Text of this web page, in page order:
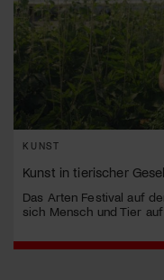
KUNST
Kunst in tierischer
Das Arten Festival auf
sich Mensch und Tier